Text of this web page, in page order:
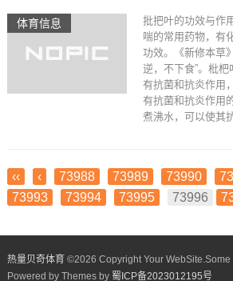
体育信息
批把叶的功效与作
喘的常用药物，有
功效。《新修本草
逆，不下食”。枇
有抗菌和抗炎作用
有抗菌和抗炎作用
煮沸水，可以使其
‹‹ ‹ 73988 73989 73990
73993
73994 73995 73996
热量贝奇体育 ©2026 Copyright Your
Powered by Themes by 蜀ICP备2023012195号